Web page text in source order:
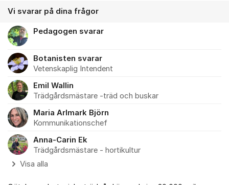
Vi svarar på dina frågor
Pedagogen svarar
Botanisten svarar
Vetenskaplig Intendent
Emil Wallin
Trädgårdsmästare -träd och buskar
Maria Arlmark Björn
Kommunikationschef
Anna-Carin Ek
Trädgårdsmästare - hortikultur
Visa alla